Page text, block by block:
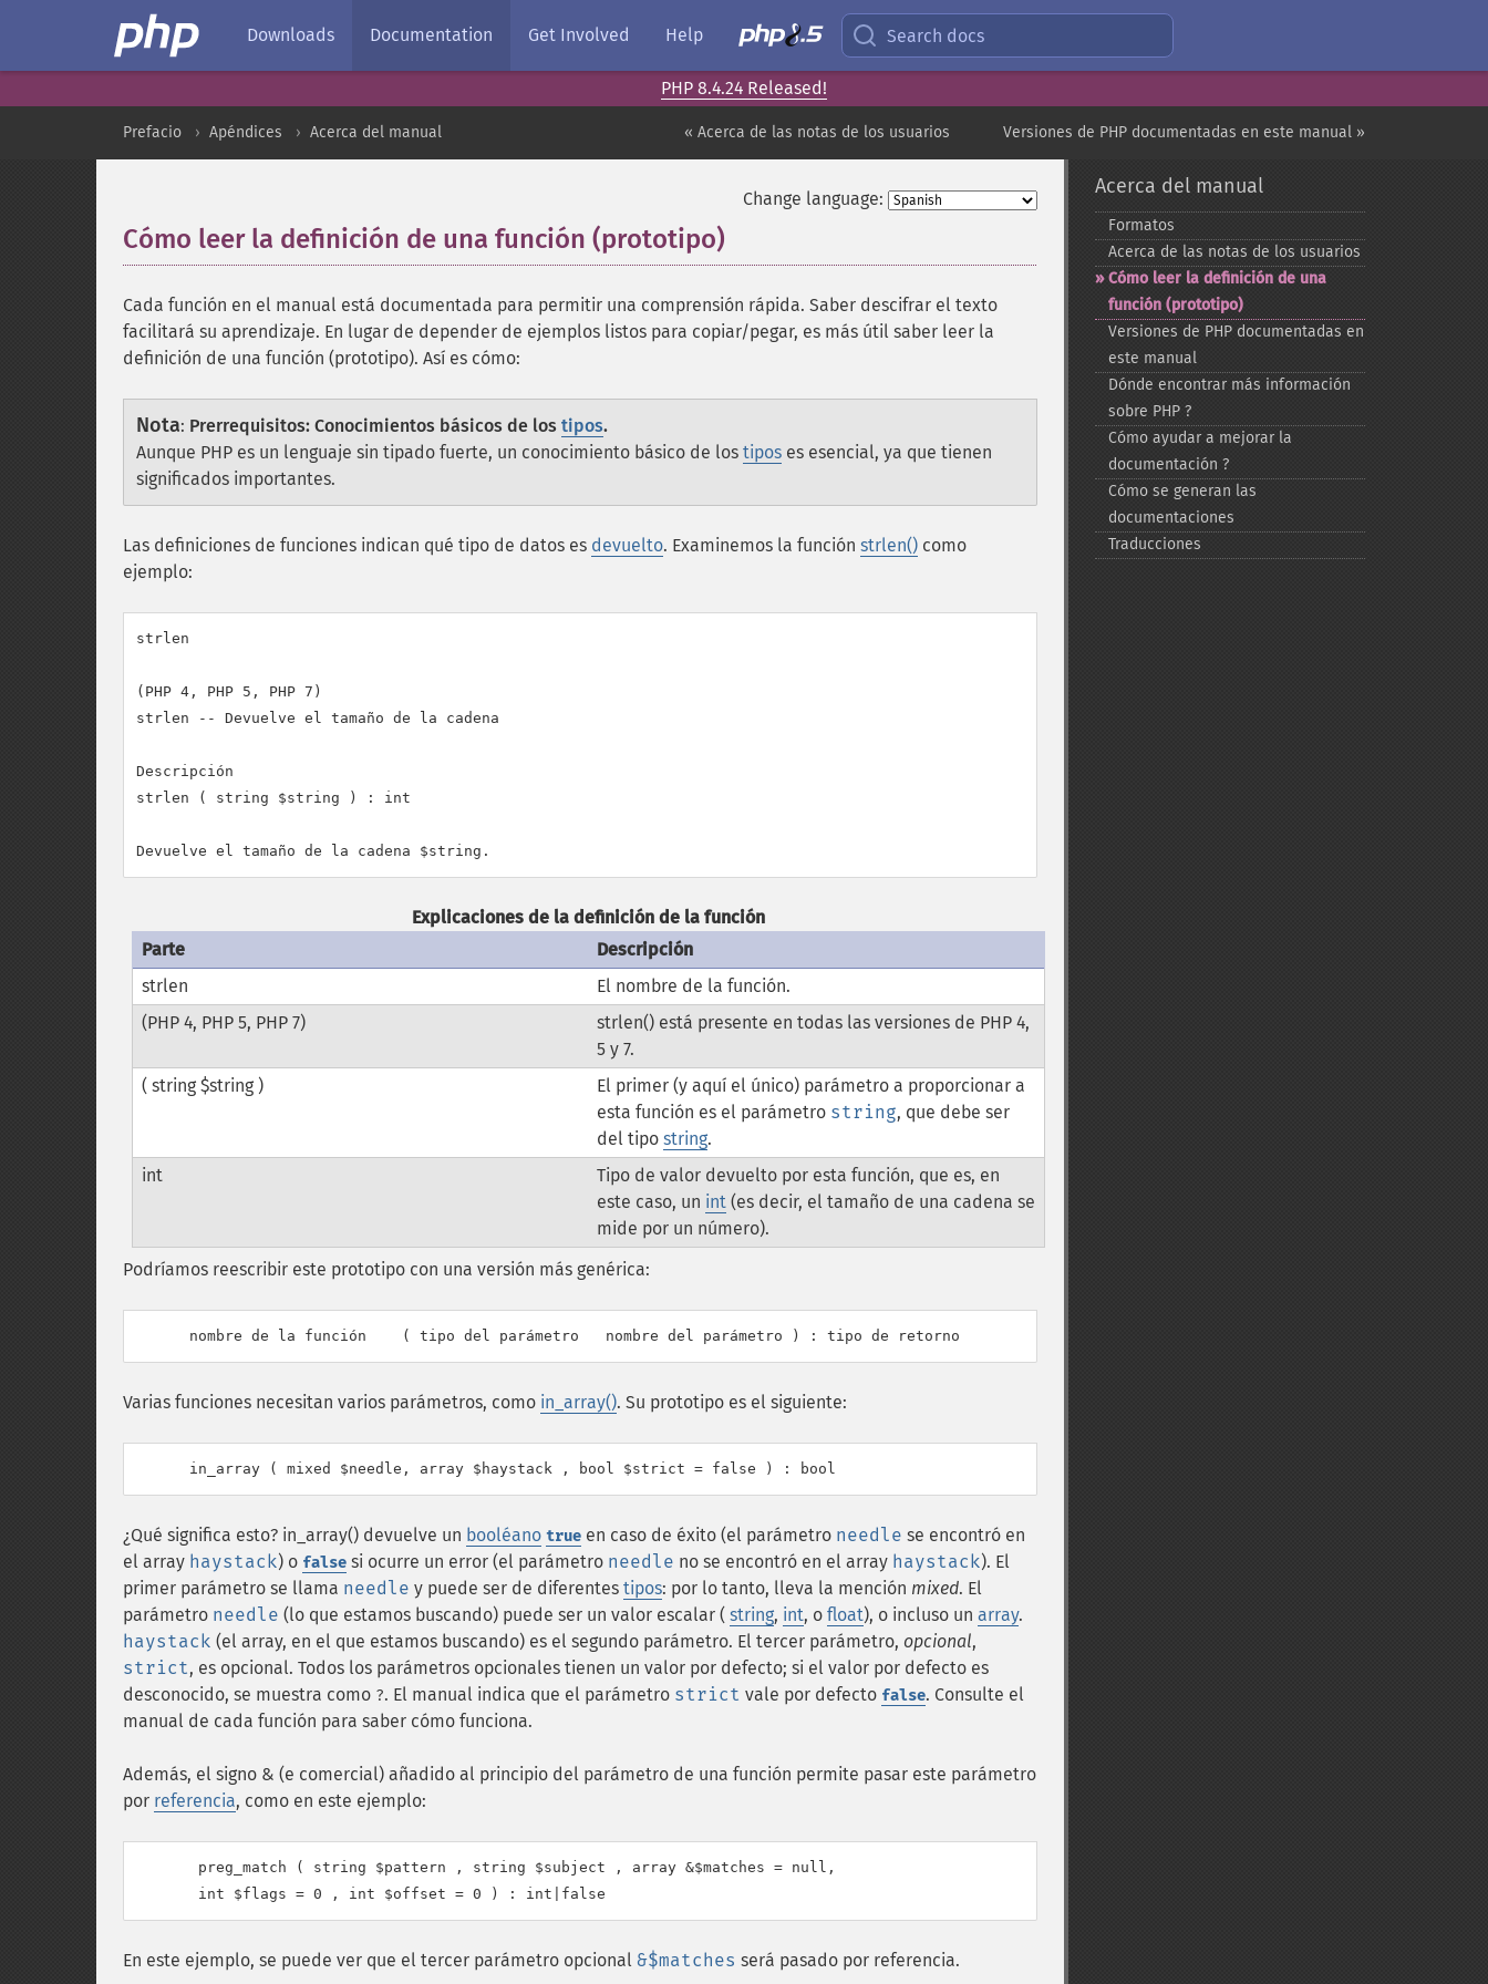
Downloads Documentation Get Involved Help Search docs
PHP 8.4.24 Released!
Versiones de PHP documentadas en este manual »
« Acerca de las notas de los usuarios
Prefacio Apéndices Acerca del manual
Change language:
Cómo leer la definición de una función (prototipo)
Cada función en el manual está documentada para permitir una comprensión rápida. Saber descifrar el texto
facilitará su aprendizaje. En lugar de depender de ejemplos listos para copiar/pegar, es más útil saber leer la
definición de una función (prototipo). Así es cómo:
Nota: Prerrequisitos: Conocimientos básicos de los tipos.
Aunque PHP es un lenguaje sin tipado fuerte, un conocimiento básico de los tipos es esencial, ya que tienen
significados importantes.
Las definiciones de funciones indican qué tipo de datos es devuelto. Examinemos la función strlen() como
ejemplo:
strlen
(PHP 4, PHP 5, PHP 7)
strlen -- Devuelve el tamaño de la cadena
Descripción
strlen ( string $string ) : int
Explicaciones de la definición de la función
Parte
Descripción
strlen
El nombre de la función.
(PHP 4, PHP 5, PHP 7)
strlen() está presente en todas las versiones de PHP 4,
5 y 7.
( string $string )
El primer (y aquí el único) parámetro a proporcionar a
esta función es el parámetro string, que debe ser
del tipostring.
int
Tipo de valor devuelto por esta función, que es, en
este caso, un int (es decir, el tamaño de una cadena se
mide por un número).
Podríamos reescribir este prototipo con una versión más genérica:
Varias funciones necesitan varios parámetros, como in_array(). Su prototipo es el siguiente:
¿Qué significa esto? in_array() devuelve un booléano true en caso de éxito (el parámetro needle se encontró en
el array haystack) o false si ocurre un error (el parámetro needle no se encontró en el array haystack). El
primer parámetro se llama needle y puede ser de diferentes tipos: por lo tanto, lleva la mención mixed. El
parámetro needle (lo que estamos buscando) puede ser un valor escalar ( string, int, o float), o incluso un array.
haystack (el array, en el que estamos buscando) es el segundo parámetro. El tercer parámetro, opcional,
strict, es opcional. Todos los parámetros opcionales tienen un valor por defecto; si el valor por defecto es
desconocido, se muestra como ?. El manual indica que el parámetro strict vale por defecto false. Consulte el
manual de cada función para saber cómo funciona.
Además, el signo & (e comercial) añadido al principio del parámetro de una función permite pasar este parámetro
por referencia, como en este ejemplo:
       preg_match ( string $pattern , string $subject , array &$matches = null,
En este ejemplo, se puede ver que el tercer parámetro opcional &$matches será pasado por referencia.
Acerca del manual
Formatos
Acerca de las notas de los usuarios
Cómo leer la definición de una
función (prototipo)
Versiones de PHP documentadas en
este manual
Dónde encontrar más información
sobre PHP ?
Cómo ayudar a mejorar la
documentación ?
Cómo se generan las
documentaciones
Traducciones